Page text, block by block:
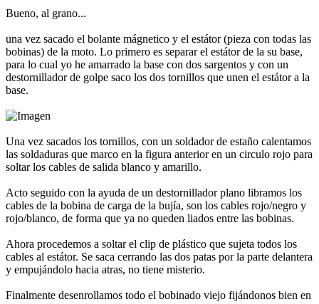
Bueno, al grano...
una vez sacado el bolante mágnetico y el estátor (pieza con todas las
bobinas) de la moto. Lo primero es separar el estátor de la su base,
para lo cual yo he amarrado la base con dos sargentos y con un
destornillador de golpe saco los dos tornillos que unen el estátor a la
base.
Una vez sacados los tornillos, con un soldador de estaño calentamos
las soldaduras que marco en la figura anterior en un circulo rojo para
soltar los cables de salida blanco y amarillo.
Acto seguido con la ayuda de un destornillador plano libramos los
cables de la bobina de carga de la bujía, son los cables rojo/negro y
rojo/blanco, de forma que ya no queden liados entre las bobinas.
Ahora procedemos a soltar el clip de plástico que sujeta todos los
cables al estátor. Se saca cerrando las dos patas por la parte delantera
y empujándolo hacia atras, no tiene misterio.
Finalmente desenrollamos todo el bobinado viejo fijándonos bien en